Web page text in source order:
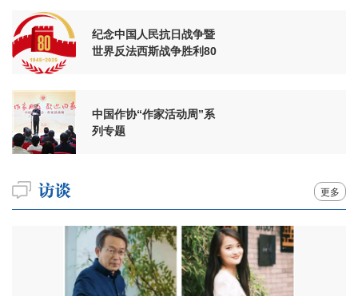
纪念中国人民抗日战争暨
世界反法西斯战争胜利80
中国作协“作家活动周”系
列专题
更多